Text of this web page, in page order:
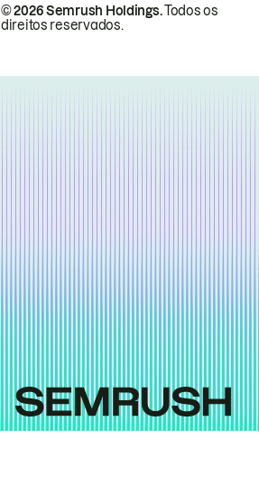
© 2026 Semrush Holdings.Todos os
direitos reservados.